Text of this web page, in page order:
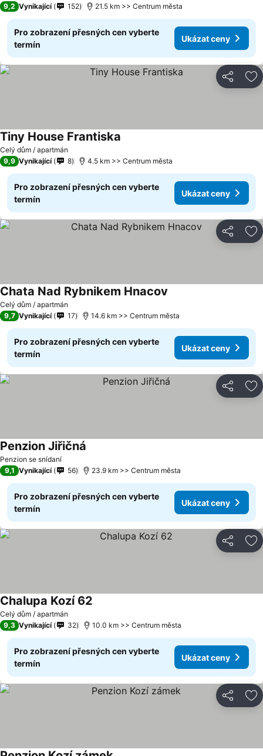
9,2 Vynikající 152 21.5 km >> Centrum města
Pro zobrazení přesných cen vyberte
termín
Ukázat ceny
Sdílet
Celý dům / apartmán
Tiny House Frantiska
9,9 Vynikající 8 4.5 km >> Centrum města
Pro zobrazení přesných cen vyberte
termín
Ukázat ceny
Sdílet
Celý dům / apartmán
Chata Nad Rybnikem Hnacov
9,7 Vynikající 17 14.6 km >> Centrum města
Pro zobrazení přesných cen vyberte
termín
Ukázat ceny
Sdílet
Penzion se snídaní
Penzion Jiřičná
9,1 Vynikající 56 23.9 km >> Centrum města
Pro zobrazení přesných cen vyberte
termín
Ukázat ceny
Sdílet
Celý dům / apartmán
Chalupa Kozí 62
9,3 Vynikající 32 10.0 km >> Centrum města
Pro zobrazení přesných cen vyberte
termín
Ukázat ceny
Sdílet